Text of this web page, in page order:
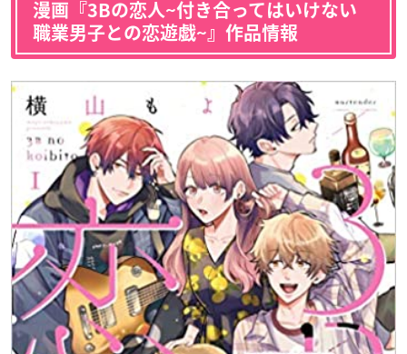
漫画『3Bの恋人~付き合ってはいけない
職業男子との恋遊戯~』作品情報